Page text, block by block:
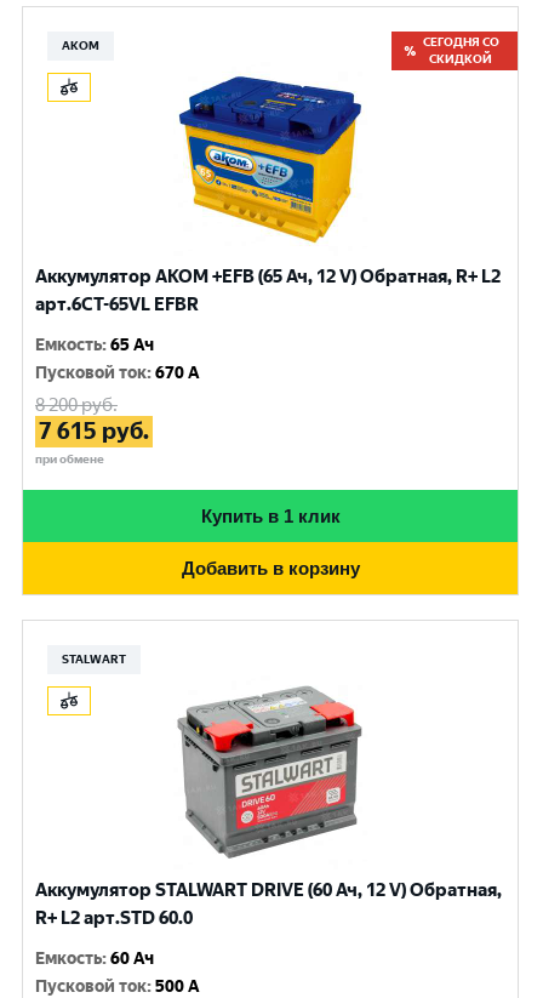
АКОМ
СЕГОДНЯ СО
СКИДКОЙ
Аккумулятор AKOM +EFB (65 Ач, 12 V) Обратная, R+ L2
арт.6CT-65VL EFBR
Емкость:65 Ач
Пусковой ток:670 A
8 200руб.
7 615 руб.
при обмене
Купить в 1 клик
Добавить в корзину
STALWART
Аккумулятор STALWART DRIVE (60 Ач, 12 V) Обратная,
R+ L2 арт.STD 60.0
Емкость:60 Ач
Пусковой ток:500 A